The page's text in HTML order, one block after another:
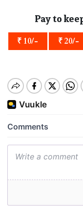
Pay to
₹ 10/- ₹ 20/-